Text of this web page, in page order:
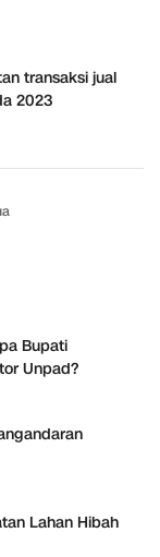
transaksi jual
2023
Bupati
Unpad?
Lahan Hibah